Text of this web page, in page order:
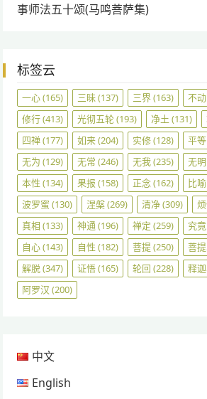
事师法五十颂(马鸣菩萨集)
标签云
一心(165) 三昧(137) 三界(163) 不动
修行(413) 光彻五轮(193) 净土 (131)
四禅(177) 如来(204) 实修(128) 平等
无为 (129) 无常 (246) 无我(235) 无明
本性 (134) 果报 (158) 正念(162) 比喻
波罗蜜 (130) 涅槃(269) 清净(309)
真相 (133) 神通 (196) 禅定 (259) 究竟
自心(143) 自性 (182) 菩提(250) 菩
解脱(347) 证悟(165) 轮回 (228) 释
阿罗汉 (200)
中文
English